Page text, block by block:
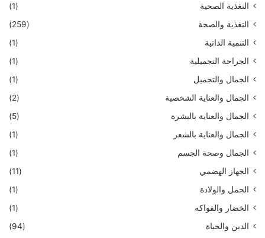
التغذية الصحية
(1)
التغذية والصحة
(259)
التنمية الذاتية
(1)
الجراحة التجميلية
(1)
الجمال والتجميل
(1)
الجمال والعناية الشخصية
(2)
الجمال والعناية بالبشرة
(5)
الجمال والعناية بالشعر
(1)
الجمال وصحة الجسم
(1)
الجهاز الهضمي
(11)
الحمل والولادة
(1)
الخضار والفواكه
(1)
الدين والحياة
(94)